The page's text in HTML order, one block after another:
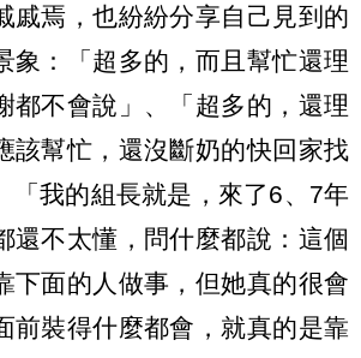
戚焉，也紛紛分享自己見到的
象：「超多的，而且幫忙還理
都不會說」、「超多的，還理
該幫忙，還沒斷奶的快回家找
「我的組長就是，來了6、7年
還不太懂，問什麼都說：這個
下面的人做事，但她真的很會
前裝得什麼都會，就真的是靠